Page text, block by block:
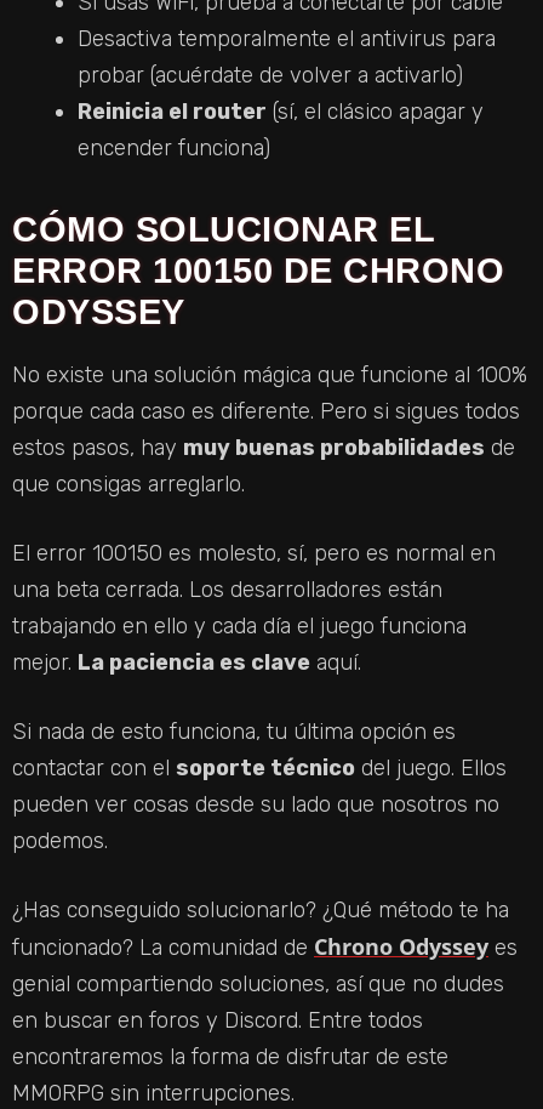
Desactiva temporalmente el antivirus para
probar (acuérdate de volver a activarlo)
Reinicia el router (sí, el clásico apagar y
encender funciona)
CÓMO SOLUCIONAR EL
ERROR 100150 DE CHRONO
ODYSSEY
No existe una solución mágica que funcione al 100%
porque cada caso es diferente. Pero si sigues todos
estos pasos, hay muy buenas probabilidades de
que consigas arreglarlo.
El error 100150 es molesto, sí, pero es normal en
una beta cerrada. Los desarrolladores están
trabajando en ello y cada día el juego funciona
mejor. La paciencia es clave aquí.
Si nada de esto funciona, tu última opción es
contactar con el soporte técnico del juego. Ellos
pueden ver cosas desde su lado que nosotros no
podemos.
¿Has conseguido solucionarlo? ¿Qué método te ha
funcionado? La comunidad de Chrono Odyssey es
genial compartiendo soluciones, así que no dudes
en buscar en foros y Discord. Entre todos
encontraremos la forma de disfrutar de este
MMORPG sin interrupciones.